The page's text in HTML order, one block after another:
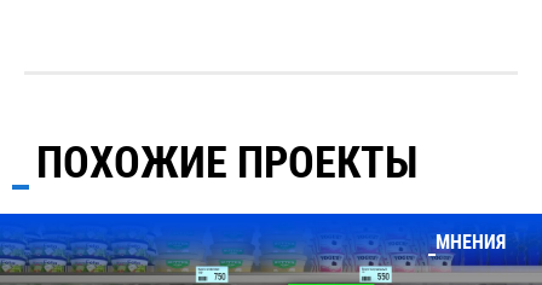
ПОХОЖИЕ ПРОЕКТЫ
МНЕНИЯ